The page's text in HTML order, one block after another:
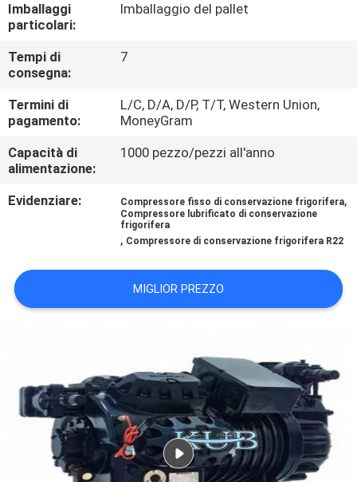
CONTROLLO
DI
QUALITÀ
RICHIEDA
MAPPA
POLITICA
SULLA
PRIVACY
Imballaggi
particolari:
Imballaggio del pallet
Tempi di
consegna:
7
Termini di
pagamento:
L/C, D/A, D/P, T/T, Western Union,
MoneyGram
Capacità di
alimentazione:
1000 pezzo/pezzi all'anno
Evidenziare: Compressore fisso di conservazione frigorifera,
Compressore lubrificato di conservazione
frigorifera
, Compressore di conservazione frigorifera R22
MIGLIOR PREZZO